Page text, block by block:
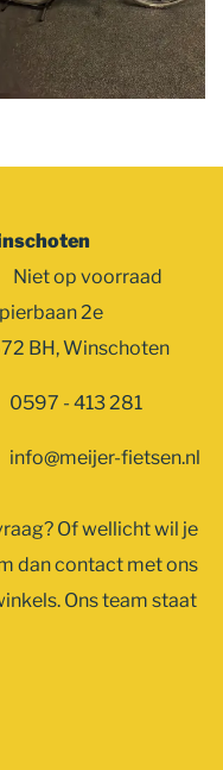
Niet op voorraad
2e
BH, Winschoten
0597 - 413 281
info@meijer-fietsen.nl
Of wellicht wil je
dan contact met ons
Ons team staat